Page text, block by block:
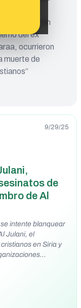
9/29/25
de
de Al
intente blanquear
Julani, el
en Siria y
post/DPETVU6DHr0
del ex
ocurrieron
muerte de